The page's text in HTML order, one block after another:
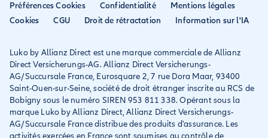
Document d'information Assurance Annulation
Voyage + option sport
voyages
Document d'information Assurance Annuelle - Multi-
voyages
Résilier ancien assureur
Eurofil rejoint Allianz
Conditions générales et
IPID
Préférences Cookies Confidentialité
Mentions légales
Cookies
CGU Droit de rétractation Information sur l'IA
Luko by Allianz Direct est une marque commerciale de Allianz
Direct Versicherungs-AG. Allianz Direct Versicherungs-
AG/Succursale France, Eurosquare 2, 7 rue Dora Maar, 93400
Saint-Ouen-sur-Seine, société de droit étranger inscrite au RCS de
Bobigny sous le numéro SIREN 953 811 338. Opérant sous la
marque Luko by Allianz Direct, Allianz Direct Versicherungs-
AG/Succursale France distribue des produits d'assurance. Les
activités exercées en France sont soumises au contrôle de